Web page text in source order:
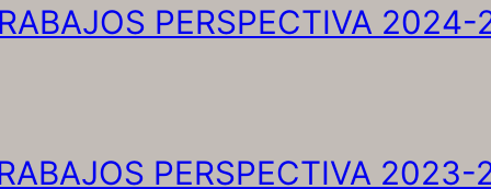
PERSPECTIVA 2024-
PERSPECTIVA 2023-